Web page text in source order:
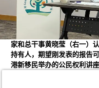
家和总干事黄晓莹（右一）
持有人，期望刚发表的报告
港新移民举办的公民权利讲